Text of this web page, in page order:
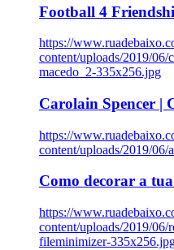
Football 4
https://
content/uploads/2019/06/
macedo_2-335x256.jpg
Carolain Spencer |
https://
content/uploads/2019/
Como decorar a
https://
content/uploads/2019/06/
fileminimizer-